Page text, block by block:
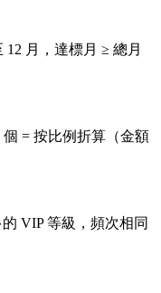
月，達標月 ≥ 總月
= 按比例折算（金額
VIP 等級，頻次相同